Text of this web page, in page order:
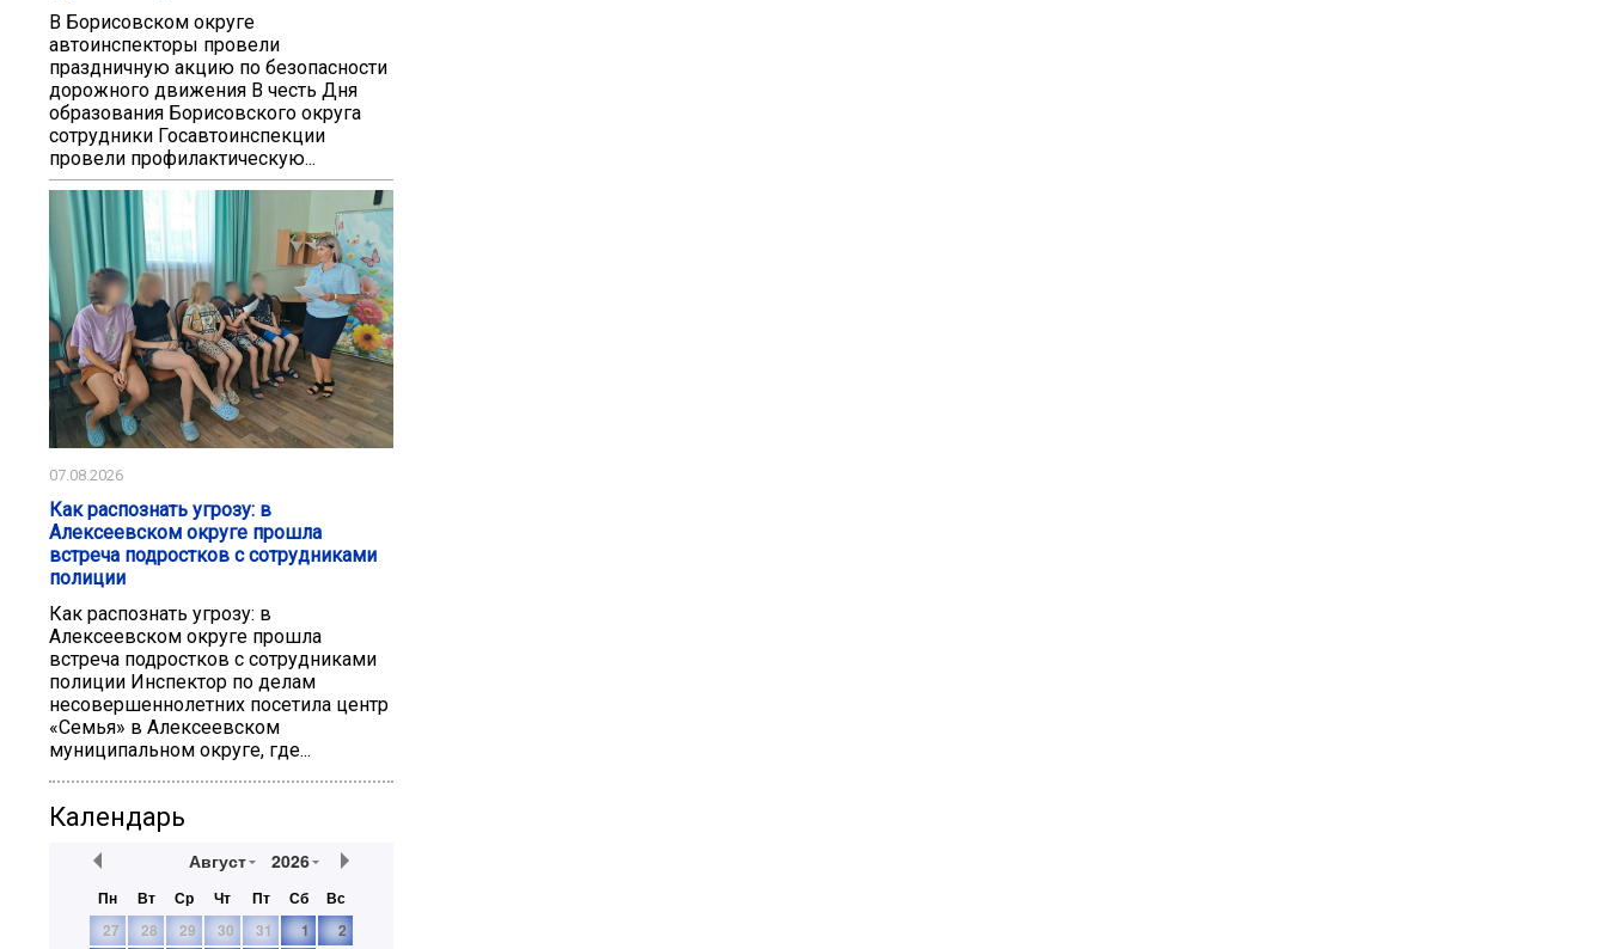
В Борисовском округе
автоинспекторы провели
праздничную акцию по безопасности
дорожного движения В честь Дня
образования Борисовского округа
сотрудники Госавтоинспекции
провели профилактическую...
07.08.2026
Как распознать угрозу: в
Алексеевском округе прошла
встреча подростков с сотрудниками
полиции
Как распознать угрозу: в
Алексеевском округе прошла
встреча подростков с сотрудниками
полиции Инспектор по делам
несовершеннолетних посетила центр
«Семья» в Алексеевском
муниципальном округе, где...
Календарь
Август 2026
Пн Вт Ср Чт Пт Сб
Вс
27
28 29 30 31 1
2